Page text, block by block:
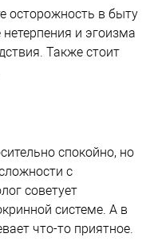
осторожность в быту
и эгоизма
Также стоит
спокойно, но
с
советует
системе. А в
что-то приятное.